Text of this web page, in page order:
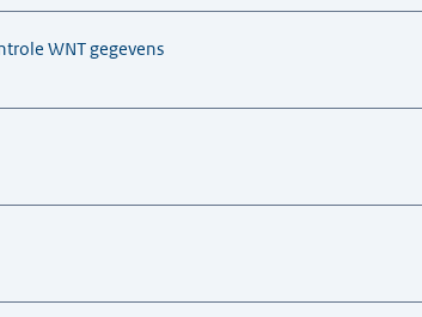
WNT gegevens